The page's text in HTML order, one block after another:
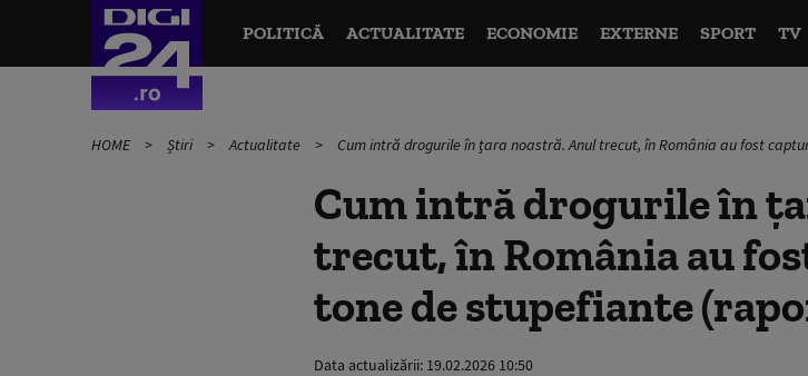
POLITICĂ ACTUALITATE ECONOMIE EXTERNE SPORT TV
HOME Știri Actualitate Cum intră drogurile în țara noastră. Anul trecut, în România au fost
Cum intră drogurile în
trecut, în România au
tone de stupefiante
Data actualizării: 19.02.2026 10:50